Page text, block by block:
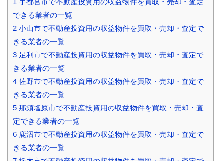
1 宇都宮市で不動産投資用の収益物件を買取・売却・査定
できる業者の一覧
2 小山市で不動産投資用の収益物件を買取・売却・査定で
きる業者の一覧
3 足利市で不動産投資用の収益物件を買取・売却・査定で
きる業者の一覧
4 佐野市で不動産投資用の収益物件を買取・売却・査定で
きる業者の一覧
5 那須塩原市で不動産投資用の収益物件を買取・売却・査
定できる業者の一覧
6 鹿沼市で不動産投資用の収益物件を買取・売却・査定で
きる業者の一覧